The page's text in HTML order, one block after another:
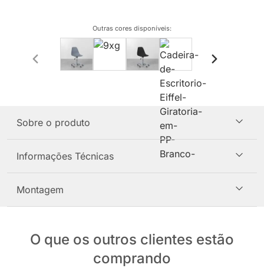
Outras cores disponíveis:
Sobre o produto
Informações Técnicas
Montagem
O que os outros clientes estão
comprando